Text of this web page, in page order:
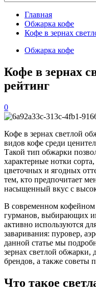
Главная
Обжарка кофе
Кофе в зернах
Обжарка кофе
Кофе в зернах
рейтинг
0
Кофе в зернах светлой
видов кофе среди
Такой тип обжарки
характерные нотки
цветочных и ягодных
тем, кто предпочитает
насыщенный вкус с
В современном
гурманов, выбирающих
активно используются
заваривания: пуровер,
данной статье мы
зернах светлой
брендов, а также советы
Что такое